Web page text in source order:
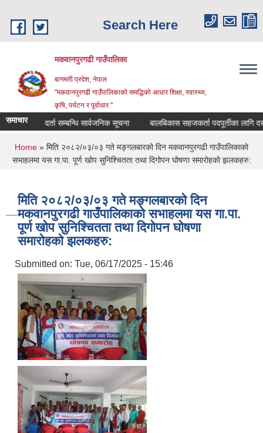
Search Here
मकवानपुरगढी गाउँपालिका
बागमती प्रदेश, नेपाल
"मकवानपुरगढी गाउँपालिकाको समद्धिको आधार शिक्षा, स्‍वास्‍थ्‍य,
कृषि, पर्यटन र पूर्वाधार "
समाचार
दर्ता सम्बन्धि सार्वजनिक सूचना बालबिकास सहजकर्ता पदपूर्तीका लागि दरखास्त
You are here
Home » मिति २०८२/०३/०३ गते मङ्गलबारको दिन मकवानपुरगढी गाउँपालिकाको
सभाहलमा यस गा.पा. पूर्ण खोप सुनिश्‍चितता तथा दिगोपन घोषणा समारोहको झलकहरु:
मिति २०८२/०३/०३ गते मङ्गलबारको दिन
मकवानपुरगढी गाउँपालिकाको सभाहलमा यस गा.पा.
पूर्ण खोप सुनिश्‍चितता तथा दिगोपन घोषणा
समारोहको झलकहरु:
Submitted on: Tue, 06/17/2025 - 15:46